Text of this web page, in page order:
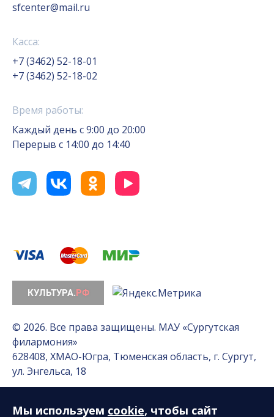
sfcenter@mail.ru
Касса:
+7 (3462) 52-18-01
+7 (3462) 52-18-02
Время работы:
Каждый день с 9:00 до 20:00
Перерыв с 14:00 до 14:40
© 2026. Все права защищены. МАУ «Сургутская
филармония»
628408, ХМАО-Югра, Тюменская область, г. Сургут,
ул. Энгельса, 18
Разработка сайта — Интернет-лаборатория
Мы используем cookie, чтобы сайт